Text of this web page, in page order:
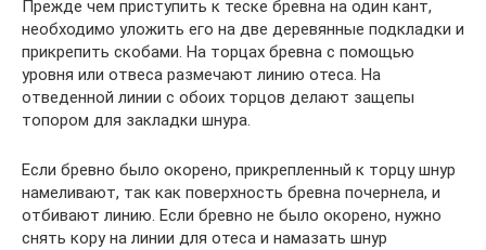
Прежде чем приступить к теске бревна на один кант,
необходимо уложить его на две деревянные подкладки и
прикрепить скобами. На торцах бревна с помощью
уровня или отвеса размечают линию отеса. На
отведенной линии с обоих торцов делают защепы
топором для закладки шнура.
Если бревно было окорено, прикрепленный к торцу шнур
намеливают, так как поверхность бревна почернела, и
отбивают линию. Если бревно не было окорено, нужно
снять кору на линии для отеса и намазать шнур